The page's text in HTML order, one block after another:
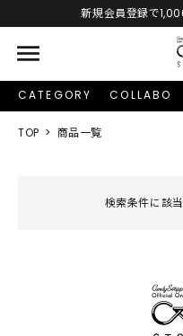
新規会員登録で
menu
CATEGORY COLLABO
TOP 商品一覧
検索条件に該当